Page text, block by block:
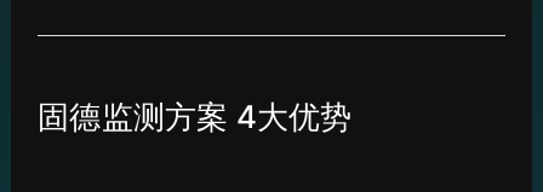
固德监测方案 4大优势